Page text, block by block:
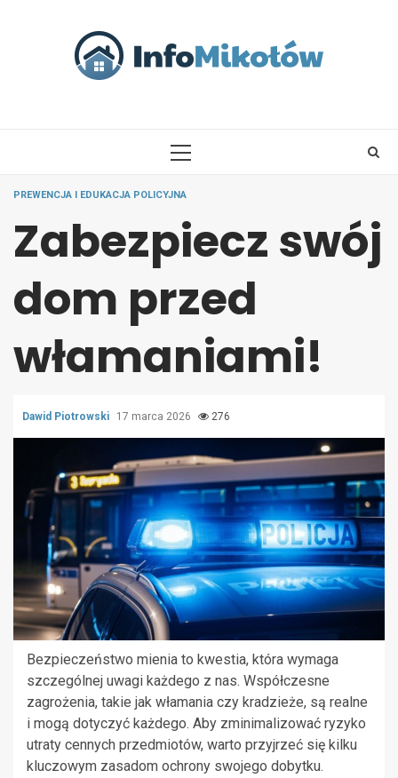
PRIMARY
PREWENCJA I EDUKACJA POLICYJNA
Zabezpiecz swój
dom przed
włamaniami!
Dawid Piotrowski 17 marca 2026 276
Bezpieczeństwo mienia to kwestia, która wymaga
szczególnej uwagi każdego z nas. Współczesne
zagrożenia, takie jak włamania czy kradzieże, są realne
i mogą dotyczyć każdego. Aby zminimalizować ryzyko
utraty cennych przedmiotów, warto przyjrzeć się kilku
kluczowym zasadom ochrony swojego dobytku.